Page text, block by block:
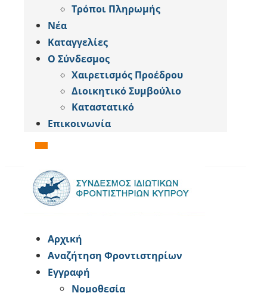
Tρόποι Πληρωμής
Νέα
Καταγγελίες
Ο Σύνδεσμος
Χαιρετισμός Προέδρου
Διοικητικό Συμβούλιο
Καταστατικό
Επικοινωνία
Αρχική
Αναζήτηση Φροντιστηρίων
Εγγραφή
Νομοθεσία